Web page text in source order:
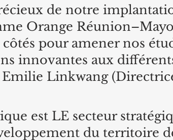
de notre
Orange
côtés pour amener nos
innovantes aux
Emilie Linkwang
est LE secteur
du territoire